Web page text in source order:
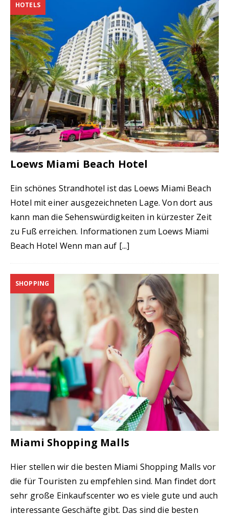
Loews Miami Beach Hotel
HOTELS
Ein schönes Strandhotel ist das Loews Miami Beach
Hotel mit einer ausgezeichneten Lage. Von dort aus
kann man die Sehenswürdigkeiten in kürzester Zeit
zu Fuß erreichen. Informationen zum Loews Miami
Beach Hotel Wenn man auf [...]
Miami Shopping Malls
SHOPPING
Hier stellen wir die besten Miami Shopping Malls vor
die für Touristen zu empfehlen sind. Man findet dort
sehr große Einkaufscenter wo es viele gute und auch
interessante Geschäfte gibt. Das sind die besten